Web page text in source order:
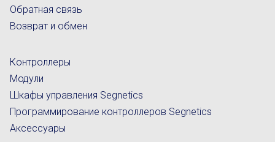
Обратная связь
Возврат и обмен
Контроллеры
Модули
Шкафы управления Segnetics
Программирование контроллеров Segnetics
Аксессуары